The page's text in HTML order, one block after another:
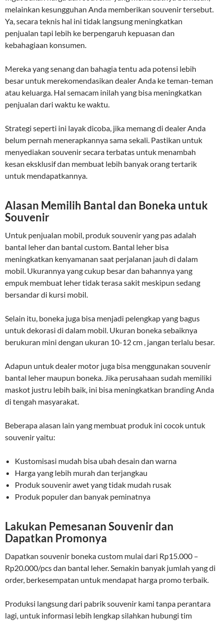
melainkan kesungguhan Anda memberikan souvenir tersebut.
Ya, secara teknis hal ini tidak langsung meningkatkan
penjualan tapi lebih ke berpengaruh kepuasan dan
kebahagiaan konsumen.
Mereka yang senang dan bahagia tentu ada potensi lebih
besar untuk merekomendasikan dealer Anda ke teman-teman
atau keluarga. Hal semacam inilah yang bisa meningkatkan
penjualan dari waktu ke waktu.
Strategi seperti ini layak dicoba, jika memang di dealer Anda
belum pernah menerapkannya sama sekali. Pastikan untuk
menyediakan souvenir secara terbatas untuk menambah
kesan eksklusif dan membuat lebih banyak orang tertarik
untuk mendapatkannya.
Alasan Memilih Bantal dan Boneka untuk
Souvenir
Untuk penjualan mobil, produk souvenir yang pas adalah
bantal leher dan bantal custom. Bantal leher bisa
meningkatkan kenyamanan saat perjalanan jauh di dalam
mobil. Ukurannya yang cukup besar dan bahannya yang
empuk membuat leher tidak terasa sakit meskipun sedang
bersandar di kursi mobil.
Selain itu, boneka juga bisa menjadi pelengkap yang bagus
untuk dekorasi di dalam mobil. Ukuran boneka sebaiknya
berukuran mini dengan ukuran 10-12 cm , jangan terlalu besar.
Adapun untuk dealer motor juga bisa menggunakan souvenir
bantal leher maupun boneka. Jika perusahaan sudah memiliki
maskot justru lebih baik, ini bisa meningkatkan branding Anda
di tengah masyarakat.
Beberapa alasan lain yang membuat produk ini cocok untuk
souvenir yaitu:
Kustomisasi mudah bisa ubah desain dan warna
Harga yang lebih murah dan terjangkau
Produk souvenir awet yang tidak mudah rusak
Produk populer dan banyak peminatnya
Lakukan Pemesanan Souvenir dan
Dapatkan Promonya
Dapatkan souvenir boneka custom mulai dari Rp15.000 –
Rp20.000/pcs dan bantal leher. Semakin banyak jumlah yang di
order, berkesempatan untuk mendapat harga promo terbaik.
Produksi langsung dari pabrik souvenir kami tanpa perantara
lagi, untuk informasi lebih lengkap silahkan hubungi tim